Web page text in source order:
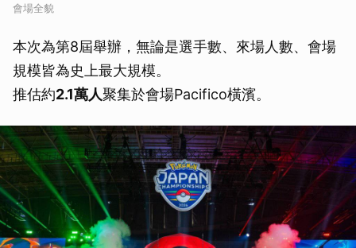
會場全貌
本次為第8屆舉辦，無論是選手數、來場人數、會場
規模皆為史上最大規模。
推估約2.1萬人聚集於會場Pacifico橫濱。